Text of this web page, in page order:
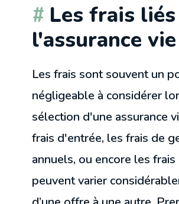
Les frais
l'assurance vie
Les frais sont souvent un
négligeable à considérer
sélection d'une assurance
frais d'entrée, les frais de
annuels, ou encore les
peuvent varier